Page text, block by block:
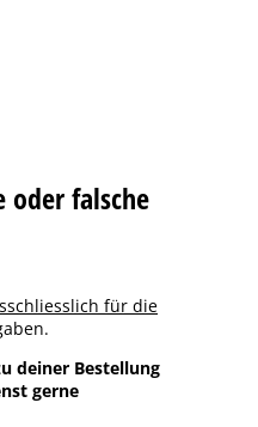
oder falsche
für die
deiner Bestellung
gerne